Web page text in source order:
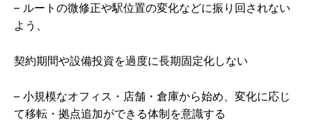
– ルートの微修正や駅位置の変化などに振り回されない
よう、
契約期間や設備投資を過度に長期固定化しない
– 小規模なオフィス・店舗・倉庫から始め、変化に応じ
て移転・拠点追加ができる体制を意識する